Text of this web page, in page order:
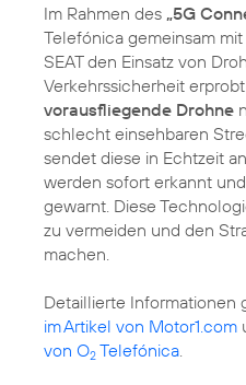
Im Rahmen des „5G
Telefónica gemeinsam
SEAT den Einsatz von
Verkehrssicherheit
vorausfliegende Drohne
schlecht einsehbaren
sendet diese in Echtzeit
werden sofort erkannt
gewarnt. Diese
zu vermeiden und den
machen.
Detaillierte Informationen
im Artikel von Motor1.com
von O2 Telefónica